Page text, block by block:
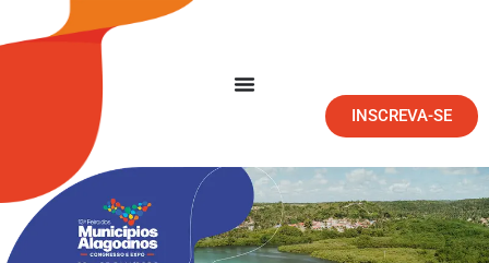
INSCREVA-SE